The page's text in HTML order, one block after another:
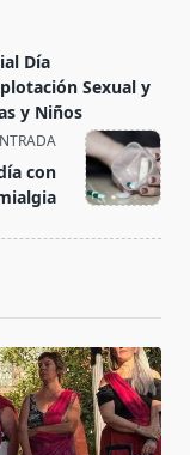
Día
Sexual y
y Niños
con